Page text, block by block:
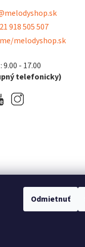
Odmietnuť
918 505 507
melodyshop.sk
9.00 - 17.00
telefonicky)